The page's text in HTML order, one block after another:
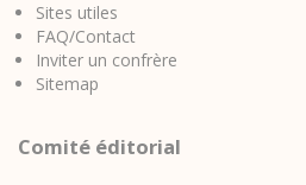
Sites utiles
FAQ/Contact
Inviter un confrère
Sitemap
Comité éditorial